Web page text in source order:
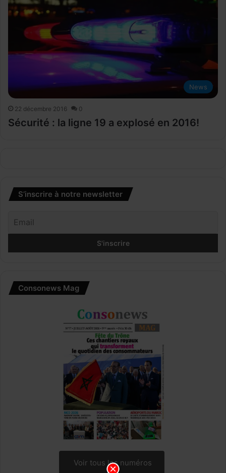
News
22 décembre 2016 0
Sécurité : la ligne 19 a explosé en 2016!
S’inscrire à notre newsletter
Consonews Mag
Voir tous les numéros